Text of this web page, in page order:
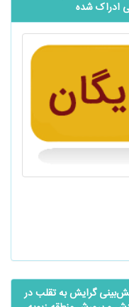
ادراک شده
گرایش به تقلب در